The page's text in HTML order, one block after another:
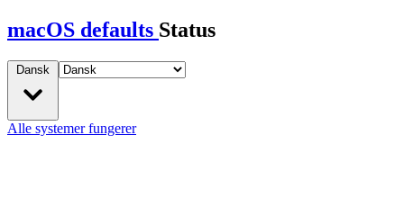
macOS defaults Status
Dansk
Alle systemer fungerer